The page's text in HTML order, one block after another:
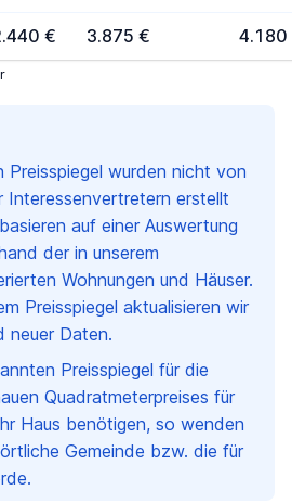
Preisspiegel wurden nicht von
Interessenvertretern erstellt
auf einer Auswertung
der in unserem
Wohnungen und Häuser.
Preisspiegel aktualisieren wir
neuer Daten.
Preisspiegel für die
Quadratmeterpreises für
Haus benötigen, so wenden
Gemeinde bzw. die für
€ 3.875 € 4.180